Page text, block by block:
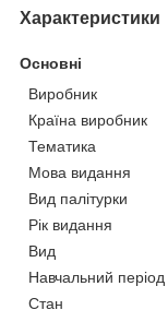
Характеристики
Основні
Виробник
Країна виробник
Тематика
Мова видання
Вид палітурки
Рік видання
Вид
Навчальний період
Стан